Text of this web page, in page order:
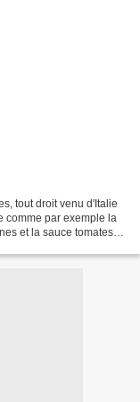
tout droit venu d'Italie
comme par exemple la
et la sauce tomates